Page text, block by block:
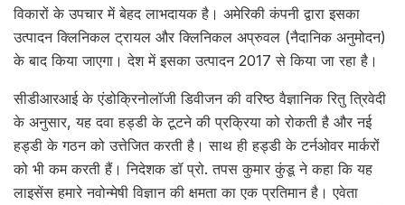
विकारों के उपचार में बेहद लाभदायक है। अमेरिकी कंपनी द्वारा इसका
उत्पादन क्लिनिकल ट्रायल और क्लिनिकल अप्रुवल (नैदानिक अनुमोदन)
के बाद किया जाएगा। देश में इसका उत्पादन 2017 से किया जा रहा है।
सीडीआरआई के एंडोक्रिनोलॉजी डिवीजन की वरिष्ठ वैज्ञानिक रितु त्रिवेदी
के अनुसार, यह दवा हड्डी के टूटने की प्रक्रिया को रोकती है और नई
हड्डी के गठन को उत्तेजित करती है। साथ ही हड्डी के टर्नओवर मार्करों
को भी कम करती हैं। निदेशक डॉ प्रो. तपस कुमार कुंडू ने कहा कि यह
लाइसेंस हमारे नवोन्मेषी विज्ञान की क्षमता का एक प्रतिमान है। एवेता